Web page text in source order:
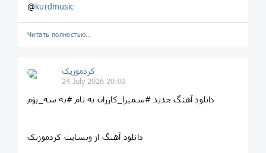
@kurdmusic
Читать полностью…
کردموزیک
24 July 2026 20:03
دانلود آهنگ جدید #سمیرا_کارزان به نام #به سه_بۆم
دانلود آهنگ از وبسایت کردموزیک